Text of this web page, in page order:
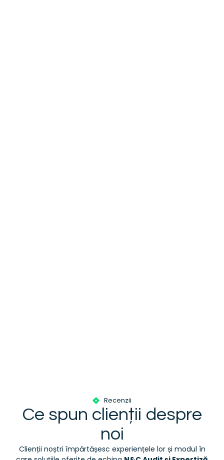
Recenzii
Ce spun clienții despre
noi
Clienții noștri împărtășesc experiențele lor și modul în